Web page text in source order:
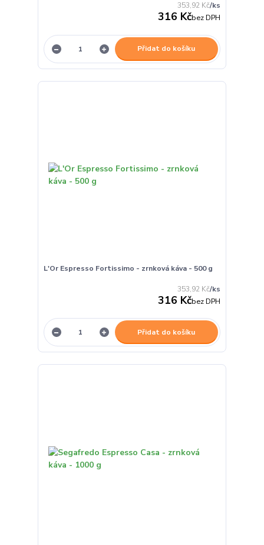
353,92 Kč/ks
316 Kčbez DPH
Přidat do košíku
L'Or Espresso Fortissimo - zrnková káva - 500 g
353,92 Kč/ks
316 Kčbez DPH
Přidat do košíku